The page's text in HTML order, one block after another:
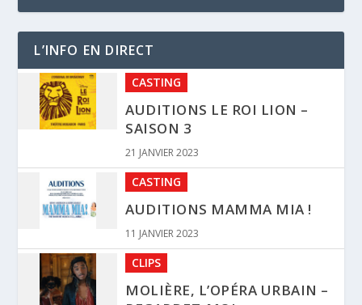
L’INFO EN DIRECT
CASTING
AUDITIONS MAMMA MIA !
11 JANVIER 2023
CLIPS
MOLIÈRE, L’OPÉRA URBAIN –
REGARDEZ-MOI
28 OCTOBRE 2022
BANDE ANNONCE
TEASER STARMANIA